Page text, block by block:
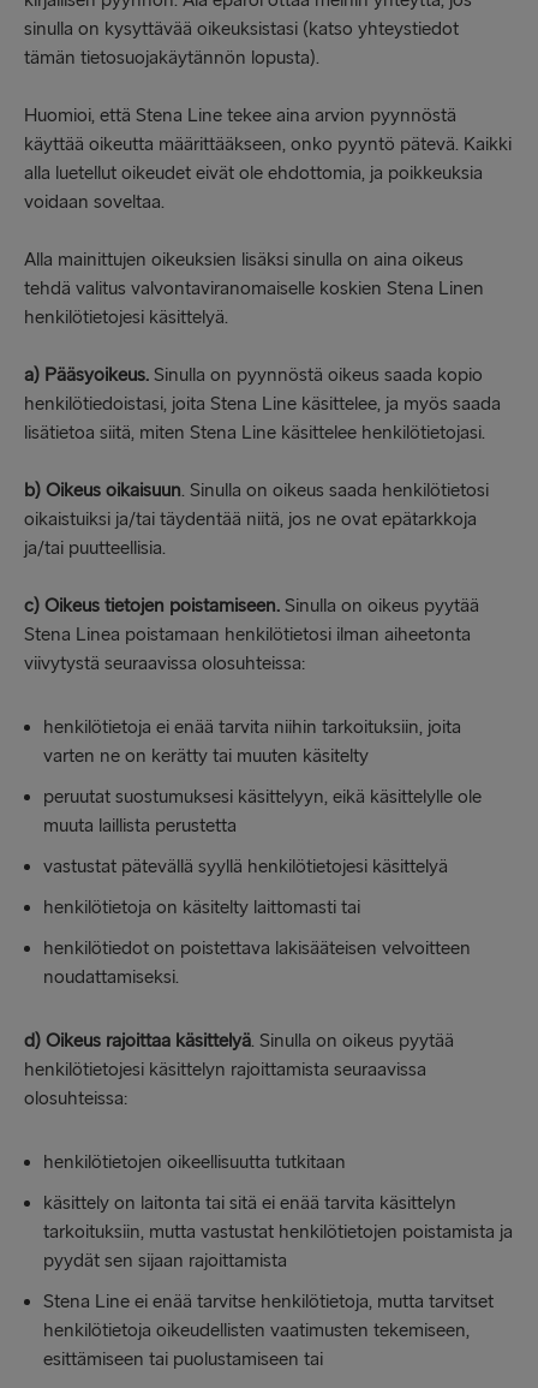
sinulla on kysyttävää oikeuksistasi (katso yhteystiedot
tämän tietosuojakäytännön lopusta).
Huomioi, että Stena Line tekee aina arvion pyynnöstä
käyttää oikeutta määrittääkseen, onko pyyntö pätevä. Kaikki
alla luetellut oikeudet eivät ole ehdottomia, ja poikkeuksia
voidaan soveltaa.
Alla mainittujen oikeuksien lisäksi sinulla on aina oikeus
tehdä valitus valvontaviranomaiselle koskien Stena Linen
henkilötietojesi käsittelyä.
a) Pääsyoikeus. Sinulla on pyynnöstä oikeus saada kopio
henkilötiedoistasi, joita Stena Line käsittelee, ja myös saada
lisätietoa siitä, miten Stena Line käsittelee henkilötietojasi.
b) Oikeus oikaisuun. Sinulla on oikeus saada henkilötietosi
oikaistuiksi ja/tai täydentää niitä, jos ne ovat epätarkkoja
ja/tai puutteellisia.
c) Oikeus tietojen poistamiseen. Sinulla on oikeus pyytää
Stena Linea poistamaan henkilötietosi ilman aiheetonta
viivytystä seuraavissa olosuhteissa:
henkilötietoja ei enää tarvita niihin tarkoituksiin, joita
varten ne on kerätty tai muuten käsitelty
peruutat suostumuksesi käsittelyyn, eikä käsittelylle ole
muuta laillista perustetta
vastustat pätevällä syyllä henkilötietojesi käsittelyä
henkilötietoja on käsitelty laittomasti tai
henkilötiedot on poistettava lakisääteisen velvoitteen
noudattamiseksi.
d) Oikeus rajoittaa käsittelyä. Sinulla on oikeus pyytää
henkilötietojesi käsittelyn rajoittamista seuraavissa
olosuhteissa:
henkilötietojen oikeellisuutta tutkitaan
käsittely on laitonta tai sitä ei enää tarvita käsittelyn
tarkoituksiin, mutta vastustat henkilötietojen poistamista ja
pyydät sen sijaan rajoittamista
Stena Line ei enää tarvitse henkilötietoja, mutta tarvitset
henkilötietoja oikeudellisten vaatimusten tekemiseen,
esittämiseen tai puolustamiseen tai